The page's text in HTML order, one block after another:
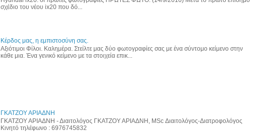
σχέδιο του νέου ix20 που δό...
Κέρδος μας, η εμπιστοσύνη σας.
Αξιότιμοι Φίλοι. Καλημέρα. Στείλτε μας δύο φωτογραφίες σας με ένα σύντομο κείμενο στην
κάθε μια. Ένα γενικό κείμενο με τα στοιχεία επικ...
ΓΚΑΤΖΟΥ ΑΡΙΑΔΝΗ
ΓΚΑΤΖΟΥ ΑΡΙΑΔΝΗ - Διαιτολόγος ΓΚΑΤΖΟΥ ΑΡΙΑΔΝΗ, MSc Διαιτολόγος-Διατροφολόγος
Κινητό τηλέφωνο : 6976745832